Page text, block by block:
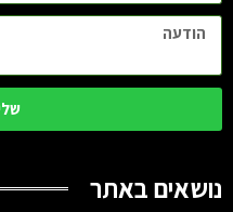
נושאים באתר